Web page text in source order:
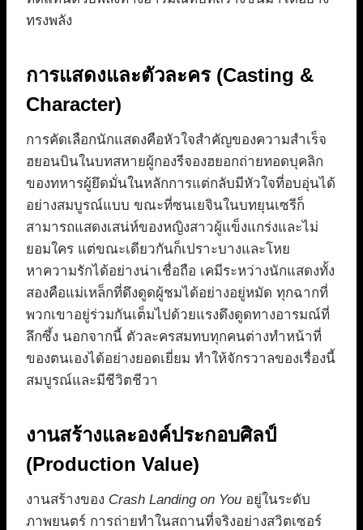
ทรงพลัง
การแสดงและตัวละคร (Casting &
Character)
การคัดเลือกนักแสดงคือหัวใจสำคัญของความสำเร็จ
ฮยอนบินในบทสหายผู้กองรีจองฮยอกถ่ายทอดบุคลิก
ของทหารผู้ยึดมั่นในหลักการแต่กลับมีหัวใจที่อบอุ่นได้
อย่างสมบูรณ์แบบ ขณะที่ซนเยจินในบทยุนเซรีก็
สามารถแสดงเสน่ห์ของหญิงสาวผู้แข็งแกร่งและไม่
ยอมใคร แต่ขณะเดียวกันก็เปราะบางและโหย
หาความรักได้อย่างน่าเชื่อถือ เคมีระหว่างนักแสดงทั้ง
สองคือแม่เหล็กที่ดึงดูดผู้ชมได้อย่างอยู่หมัด ทุกฉากที่
พวกเขาอยู่ร่วมกันเต็มไปด้วยแรงดึงดูดทางอารมณ์ที่
ลึกซึ้ง นอกจากนี้ ตัวละครสมทบทุกคนต่างทำหน้าที่
ของตนเองได้อย่างยอดเยี่ยม ทำให้จักรวาลของเรื่องนี้
สมบูรณ์และมีชีวิตชีวา
งานสร้างและองค์ประกอบศิลป์
(Production Value)
งานสร้างของ Crash Landing on You อยู่ในระดับ
ภาพยนตร์ การถ่ายทำในสถานที่จริงอย่างสวิตเซอร์